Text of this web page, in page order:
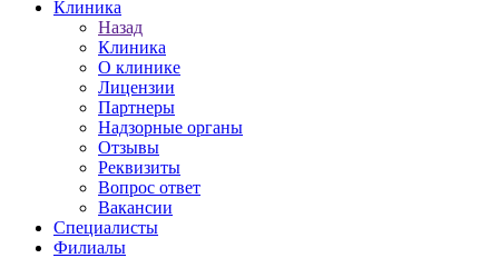
Клиника
Назад
Клиника
О клинике
Лицензии
Партнеры
Надзорные органы
Отзывы
Реквизиты
Вопрос ответ
Вакансии
Специалисты
Филиалы